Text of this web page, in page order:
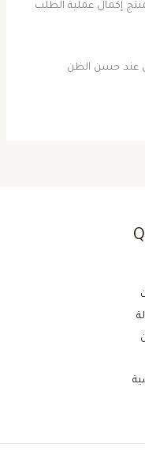
إكمال عملية الطلب
عند حسن الظن